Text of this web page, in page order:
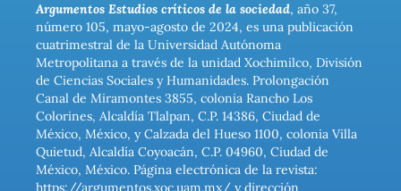
Argumentos Estudios críticos de la sociedad, año 37,
número 105, mayo-agosto de 2024, es una publicación
cuatrimestral de la Universidad Autónoma
Metropolitana a través de la unidad Xochimilco, División
de Ciencias Sociales y Humanidades. Prolongación
Canal de Miramontes 3855, colonia Rancho Los
Colorines, Alcaldía Tlalpan, C.P. 14386, Ciudad de
México, México, y Calzada del Hueso 1100, colonia Villa
Quietud, Alcaldía Coyoacán, C.P. 04960, Ciudad de
México, México. Página electrónica de la revista:
https://argumentos.xoc.uam.mx/ y dirección